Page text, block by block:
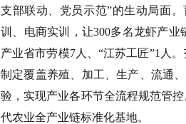
支部联动、党员示范”的生动局面。
训、电商实训，让300多名龙虾产业
产业省市劳模7人、 “江苏工匠”1 人。
制定覆盖养殖、加工、生产、流通
验，实现产业各环节全流程规范管
代农业全产业链标准化基地。